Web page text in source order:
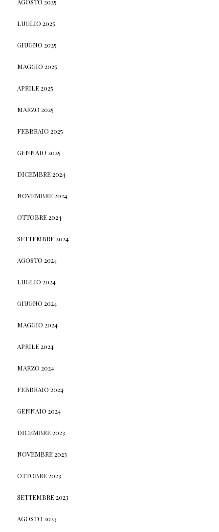
LUGLIO 2025
GIUGNO 2025
MAGGIO 2025
APRILE 2025
MARZO 2025
FEBBRAIO 2025
GENNAIO 2025
DICEMBRE 2024
NOVEMBRE 2024
OTTOBRE 2024
SETTEMBRE 2024
AGOSTO 2024
LUGLIO 2024
GIUGNO 2024
MAGGIO 2024
APRILE 2024
MARZO 2024
FEBBRAIO 2024
GENNAIO 2024
DICEMBRE 2023
NOVEMBRE 2023
OTTOBRE 2023
SETTEMBRE 2023
AGOSTO 2023